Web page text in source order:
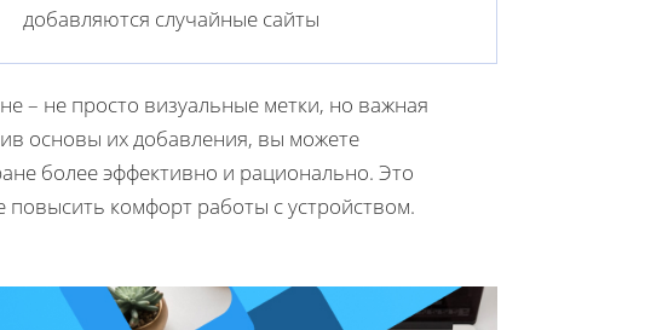
добавляются случайные сайты
– не просто визуальные метки, но важная
основы их добавления, вы можете
более эффективно и рационально. Это
комфорт работы с устройством.